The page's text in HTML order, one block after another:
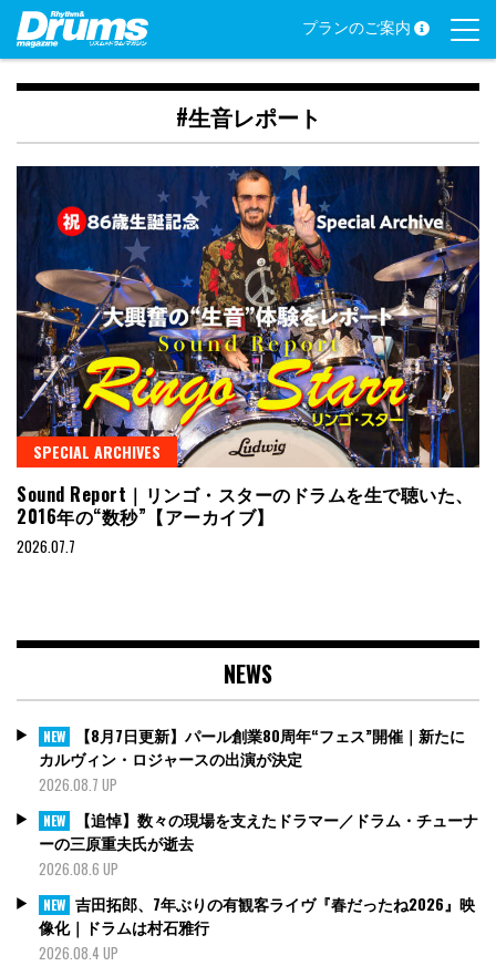
Skip
content
プランのご案内
#生音レポート
SPECIAL ARCHIVES
Sound Report｜リンゴ・スターのドラムを生で聴いた、
2016年の“数秒”【アーカイブ】
2026.07.7
NEWS
NEW
【8月7日更新】パール創業80周年“フェス”開催｜新たに
カルヴィン・ロジャースの出演が決定
2026.08.7 UP
NEW
【追悼】数々の現場を支えたドラマー／ドラム・チューナ
ーの三原重夫氏が逝去
2026.08.6 UP
NEW 吉田拓郎、7年ぶりの有観客ライヴ『春だったね2026』映
像化｜ドラムは村石雅行
2026.08.4 UP